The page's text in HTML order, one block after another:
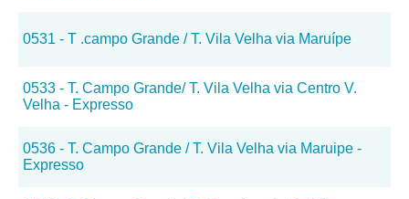
0531 - T .campo Grande / T. Vila Velha via Maruípe
0533 - T. Campo Grande/ T. Vila Velha via Centro V.
Velha - Expresso
0536 - T. Campo Grande / T. Vila Velha via Maruipe -
Expresso